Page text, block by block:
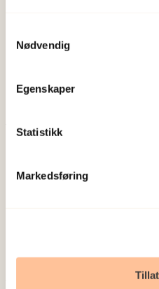
Nødvendig
Egenskaper
Statistikk
Markedsføring
om vold og traumatisk
til å forebygge og
sosiale konsekvensene
stress kan medføre.
Ledige stillinger